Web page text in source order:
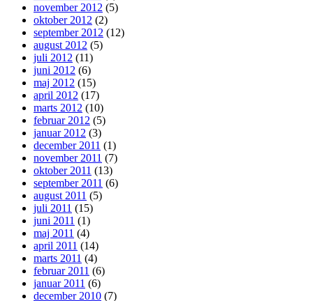
november 2012 (5)
oktober 2012 (2)
september 2012 (12)
august 2012 (5)
juli 2012 (11)
juni 2012 (6)
maj 2012 (15)
april 2012 (17)
marts 2012 (10)
februar 2012 (5)
januar 2012 (3)
december 2011 (1)
november 2011 (7)
oktober 2011 (13)
september 2011 (6)
august 2011 (5)
juli 2011 (15)
juni 2011 (1)
maj 2011 (4)
april 2011 (14)
marts 2011 (4)
februar 2011 (6)
januar 2011 (6)
december 2010 (7)